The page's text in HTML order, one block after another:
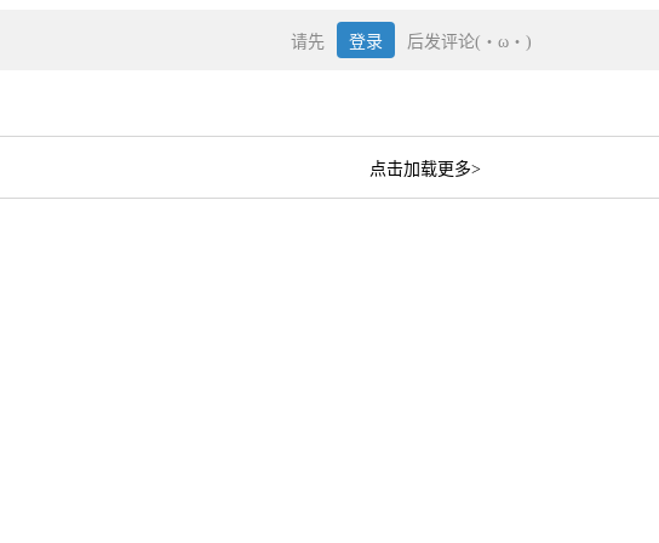
请先 登录 后发评论(・ω・)
点击加载更多>